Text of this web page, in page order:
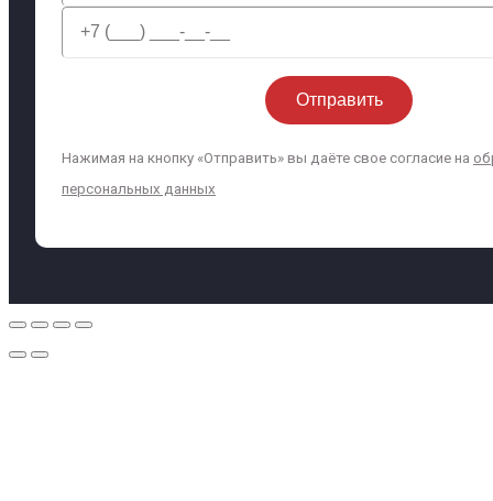
Нажимая на кнопку «Отправить» вы даёте свое согласие на
персональных данных